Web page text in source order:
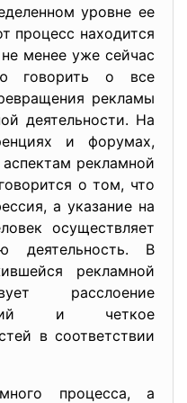
уровне ее
процесс находится
менее уже сейчас
говорить о все
рекламы
деятельности. На
и форумах,
рекламной
о том, что
а указание на
осуществляет
деятельность. В
рекламной
расслоение
и четкое
в соответствии
процесса, а